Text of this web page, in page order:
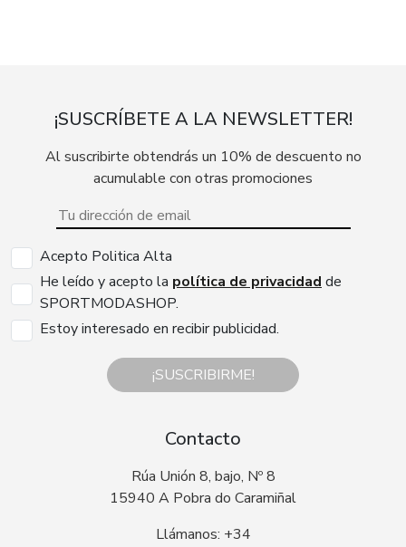
¡SUSCRÍBETE A LA NEWSLETTER!
Al suscribirte obtendrás un 10% de descuento no
acumulable con otras promociones
Acepto Politica Alta
He leído y acepto la política de privacidad de
SPORTMODASHOP.
Estoy interesado en recibir publicidad.
¡SUSCRIBIRME!
Contacto
Rúa Unión 8, bajo, Nº 8
15940 A Pobra do Caramiñal
Llámanos: +34